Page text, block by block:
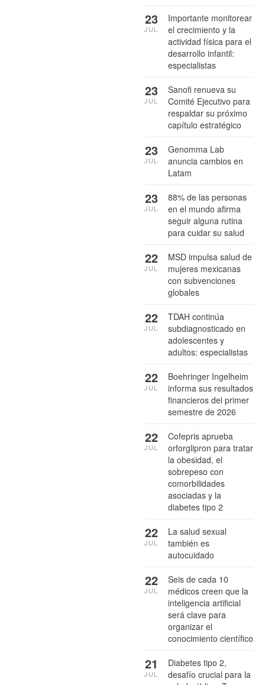
Importante monitorear
el crecimiento y la
actividad física para el
desarrollo infantil:
especialistas
23
JUL
Sanofi renueva su
Comité Ejecutivo para
respaldar su próximo
capítulo estratégico
23
JUL
Genomma Lab
anuncia cambios en
Latam
23
JUL
88% de las personas
en el mundo afirma
seguir alguna rutina
para cuidar su salud
23
JUL
MSD impulsa salud de
mujeres mexicanas
con subvenciones
globales
22
JUL
TDAH continúa
subdiagnosticado en
adolescentes y
adultos: especialistas
22
JUL
Boehringer Ingelheim
informa sus resultados
financieros del primer
semestre de 2026
22
JUL
Cofepris aprueba
orforglipron para tratar
la obesidad, el
sobrepeso con
comorbilidades
asociadas y la
diabetes tipo 2
22
JUL
La salud sexual
también es
autocuidado
22
JUL
Seis de cada 10
médicos creen que la
inteligencia artificial
será clave para
organizar el
conocimiento científico
22
JUL
Diabetes tipo 2,
desafío crucial para la
21
JUL